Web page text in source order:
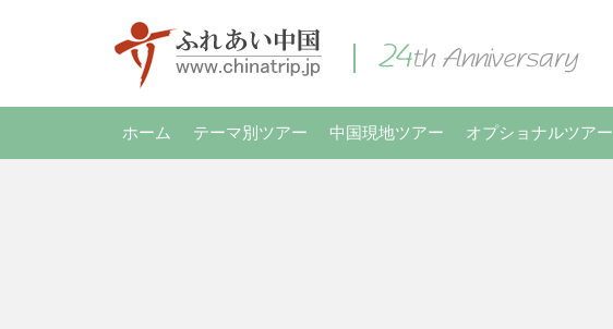
ホーム テーマ別ツアー 中国現地ツアー オプショナルツアー